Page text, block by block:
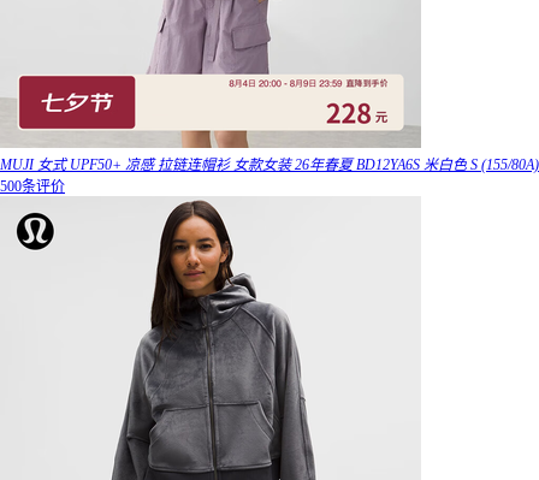
MUJI 女式 UPF50+ 凉感 拉链连帽衫 女款女装 26年春夏 BD12YA6S 米白色 S (155/80A)
500条评价